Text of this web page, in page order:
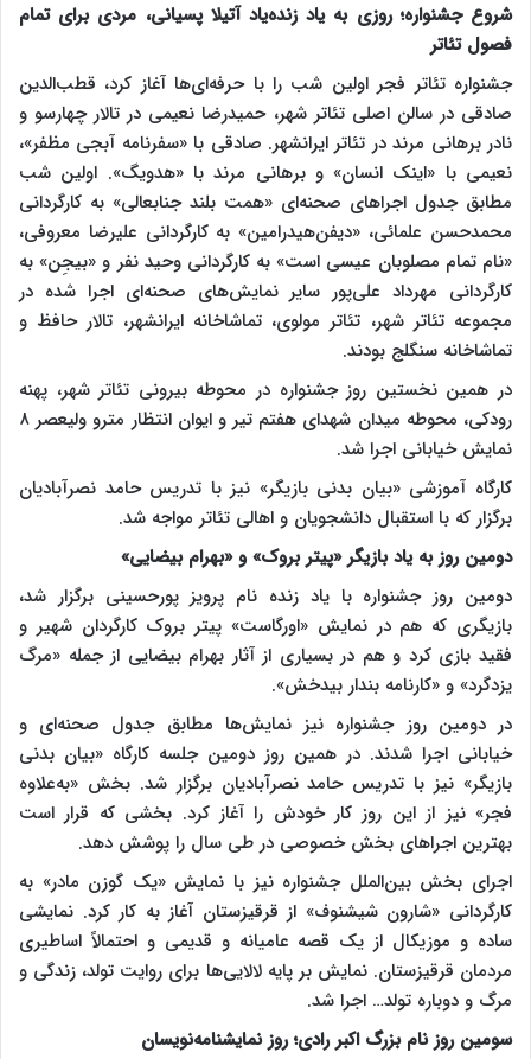
شروع جشنواره؛ روزی به یاد زنده‌یاد آتیلا پسیانی، مردی برای تمام
فصول تئاتر
جشنواره تئاتر فجر اولین شب را با حرفه‌ای‌ها آغاز کرد، قطب‌الدین
صادقی در سالن اصلی تئاتر شهر، حمیدرضا نعیمی در تالار چهارسو و
نادر برهانی مرند در تئاتر ایرانشهر. صادقی با «سفرنامه آبجی مظفر»،
نعیمی با «اینک انسان» و برهانی مرند با «هدویگ». اولین شب
مطابق جدول اجراهای صحنه‌ای «همت بلند جنابعالی» به کارگردانی
محمدحسن علمائی، «دیفن‌هیدرامین» به کارگردانی علیرضا معروفی،
«نام تمام مصلوبان عیسی است» به کارگردانی وحید نفر و «بیجِن» به
کارگردانی مهرداد علی‌پور سایر نمایش‌های صحنه‌ای اجرا شده در
مجموعه تئاتر شهر، تئاتر مولوی، تماشاخانه ایرانشهر، تالار حافظ و
تماشاخانه سنگلج بودند.
در همین نخستین روز جشنواره در محوطه بیرونی تئاتر شهر، پهنه
رودکی، محوطه میدان شهدای هفتم تیر و ایوان انتظار مترو ولیعصر ۸
نمایش خیابانی اجرا شد.
کارگاه آموزشی «بیان بدنی بازیگر» نیز با تدریس حامد نصرآبادیان
برگزار که با استقبال دانشجویان و اهالی تئاتر مواجه شد.
دومین روز به یاد بازیگر «پیتر بروک» و «بهرام بیضایی»
دومین روز جشنواره با یاد زنده نام پرویز پورحسینی برگزار شد،
بازیگری که هم در نمایش «اورگاست» پیتر بروک کارگردان شهیر و
فقید بازی کرد و هم در بسیاری از آثار بهرام بیضایی از جمله «مرگ
یزدگرد» و «کارنامه بندار بیدخش».
در دومین روز جشنواره نیز نمایش‌ها مطابق جدول صحنه‌ای و
خیابانی اجرا شدند. در همین روز دومین جلسه کارگاه «بیان بدنی
بازیگر» نیز با تدریس حامد نصرآبادیان برگزار شد. بخش «به‌علاوه
فجر» نیز از این روز کار خودش را آغاز کرد. بخشی که قرار است
بهترین اجراهای بخش خصوصی در طی سال را پوشش دهد.
اجرای بخش بین‌الملل جشنواره نیز با نمایش «یک گوزن مادر» به
کارگردانی «شارون شیشنوف» از قرقیزستان آغاز به کار کرد. نمایشی
ساده و موزیکال از یک قصه عامیانه و قدیمی و احتمالاً اساطیری
مردمان قرقیزستان. نمایش بر پایه لالایی‌ها برای روایت تولد، زندگی و
مرگ و دوباره تولد… اجرا شد.
سومین روز نام بزرگ اکبر رادی؛ روز نمایشنامه‌نویسان